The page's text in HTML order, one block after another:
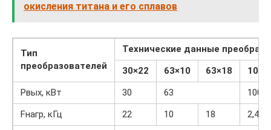
окисления титана и его сплавов
Тип
преобразователей
Технические данные
30×22 63×10 63×18 100
Pвых, кВт
30 63
100
Fнагр, кГц
22 10 18
2,4